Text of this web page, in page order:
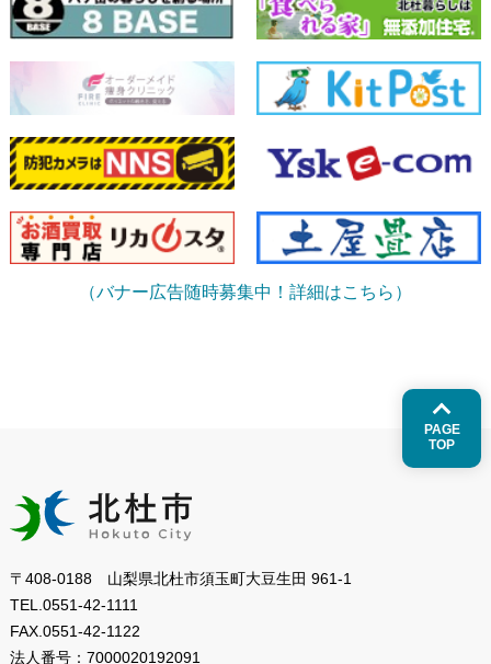
（バナー広告随時募集中！詳細はこちら）
PAGE
TOP
〒408-0188 山梨県北杜市須玉町大豆生田 961-1
TEL. 0551-42-1111
FAX. 0551-42-1122
法人番号： 7000020192091